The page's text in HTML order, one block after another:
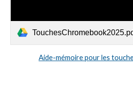
Aide-mémoire pour les